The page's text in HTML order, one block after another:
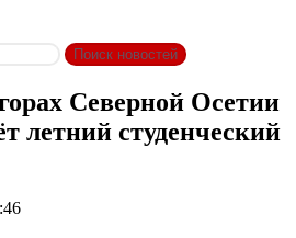
Поиск новостей
Северной Осетии
летний студенческий